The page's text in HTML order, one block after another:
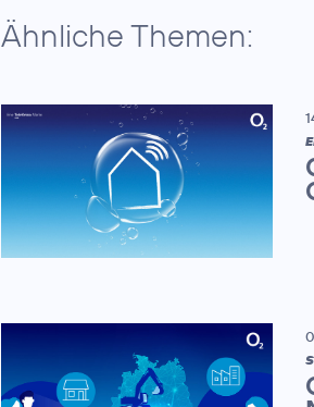
Ähnliche Themen: